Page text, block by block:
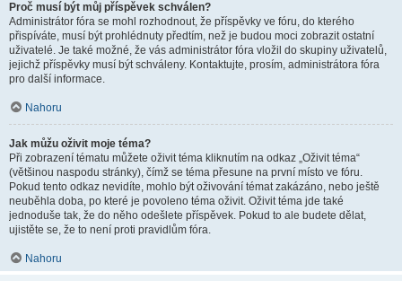
Proč musí být můj příspěvek schválen?
Administrátor fóra se mohl rozhodnout, že příspěvky ve fóru, do kterého
přispíváte, musí být prohlédnuty předtím, než je budou moci zobrazit ostatní
uživatelé. Je také možné, že vás administrátor fóra vložil do skupiny uživatelů,
jejichž příspěvky musí být schváleny. Kontaktujte, prosím, administrátora fóra
pro další informace.
Nahoru
Jak můžu oživit moje téma?
Při zobrazení tématu můžete oživit téma kliknutím na odkaz „Oživit téma“
(většinou naspodu stránky), čímž se téma přesune na první místo ve fóru.
Pokud tento odkaz nevidíte, mohlo být oživování témat zakázáno, nebo ještě
neuběhla doba, po které je povoleno téma oživit. Oživit téma jde také
jednoduše tak, že do něho odešlete příspěvek. Pokud to ale budete dělat,
ujistěte se, že to není proti pravidlům fóra.
Nahoru